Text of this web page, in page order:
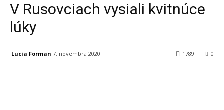
V Rusovciach vysiali kvitnúce
lúky
Lucia Forman 7. novembra 2020 0
1789